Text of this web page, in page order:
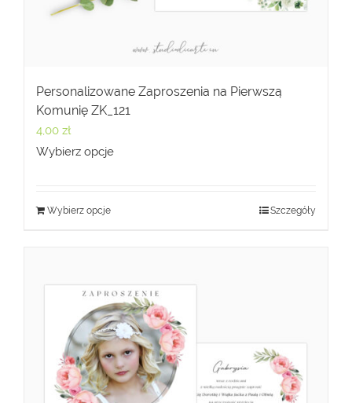
Personalizowane Zaproszenia na Pierwszą
Komunię ZK_121
4,00 zł
Wybierz opcje
Wybierz opcje Szczegóły